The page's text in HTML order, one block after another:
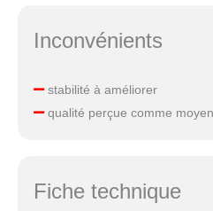
Inconvénients
stabilité à améliorer
qualité perçue comme
Fiche technique